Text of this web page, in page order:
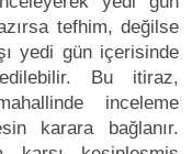
tefhim, değilse
yedi gün içerisinde
Bu itiraz,
inceleme
karara bağlanır.